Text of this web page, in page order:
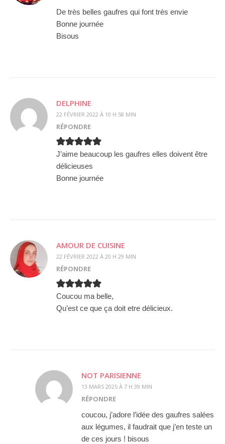
De très belles gaufres qui font très envie
Bonne journée
Bisous
DELPHINE
22 FÉVRIER 2022 À 10 H 58 MIN
RÉPONDRE
J’aime beaucoup les gaufres elles doivent être
délicieuses
Bonne journée
AMOUR DE CUISINE
22 FÉVRIER 2022 À 20 H 29 MIN
RÉPONDRE
Coucou ma belle,
Qu’est ce que ça doit etre délicieux.
NOT PARISIENNE
13 MARS 2025 À 7 H 39 MIN
RÉPONDRE
coucou, j’adore l’idée des gaufres salées
aux légumes, il faudrait que j’en teste un
de ces jours ! bisous